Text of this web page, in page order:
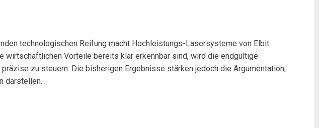
technologischen Reifung macht Hochleistungs-Lasersysteme von Elbit
Vorteile bereits klar erkennbar sind, wird die endgültige
zu steuern. Die bisherigen Ergebnisse stärken jedoch die Argumentation,
darstellen.